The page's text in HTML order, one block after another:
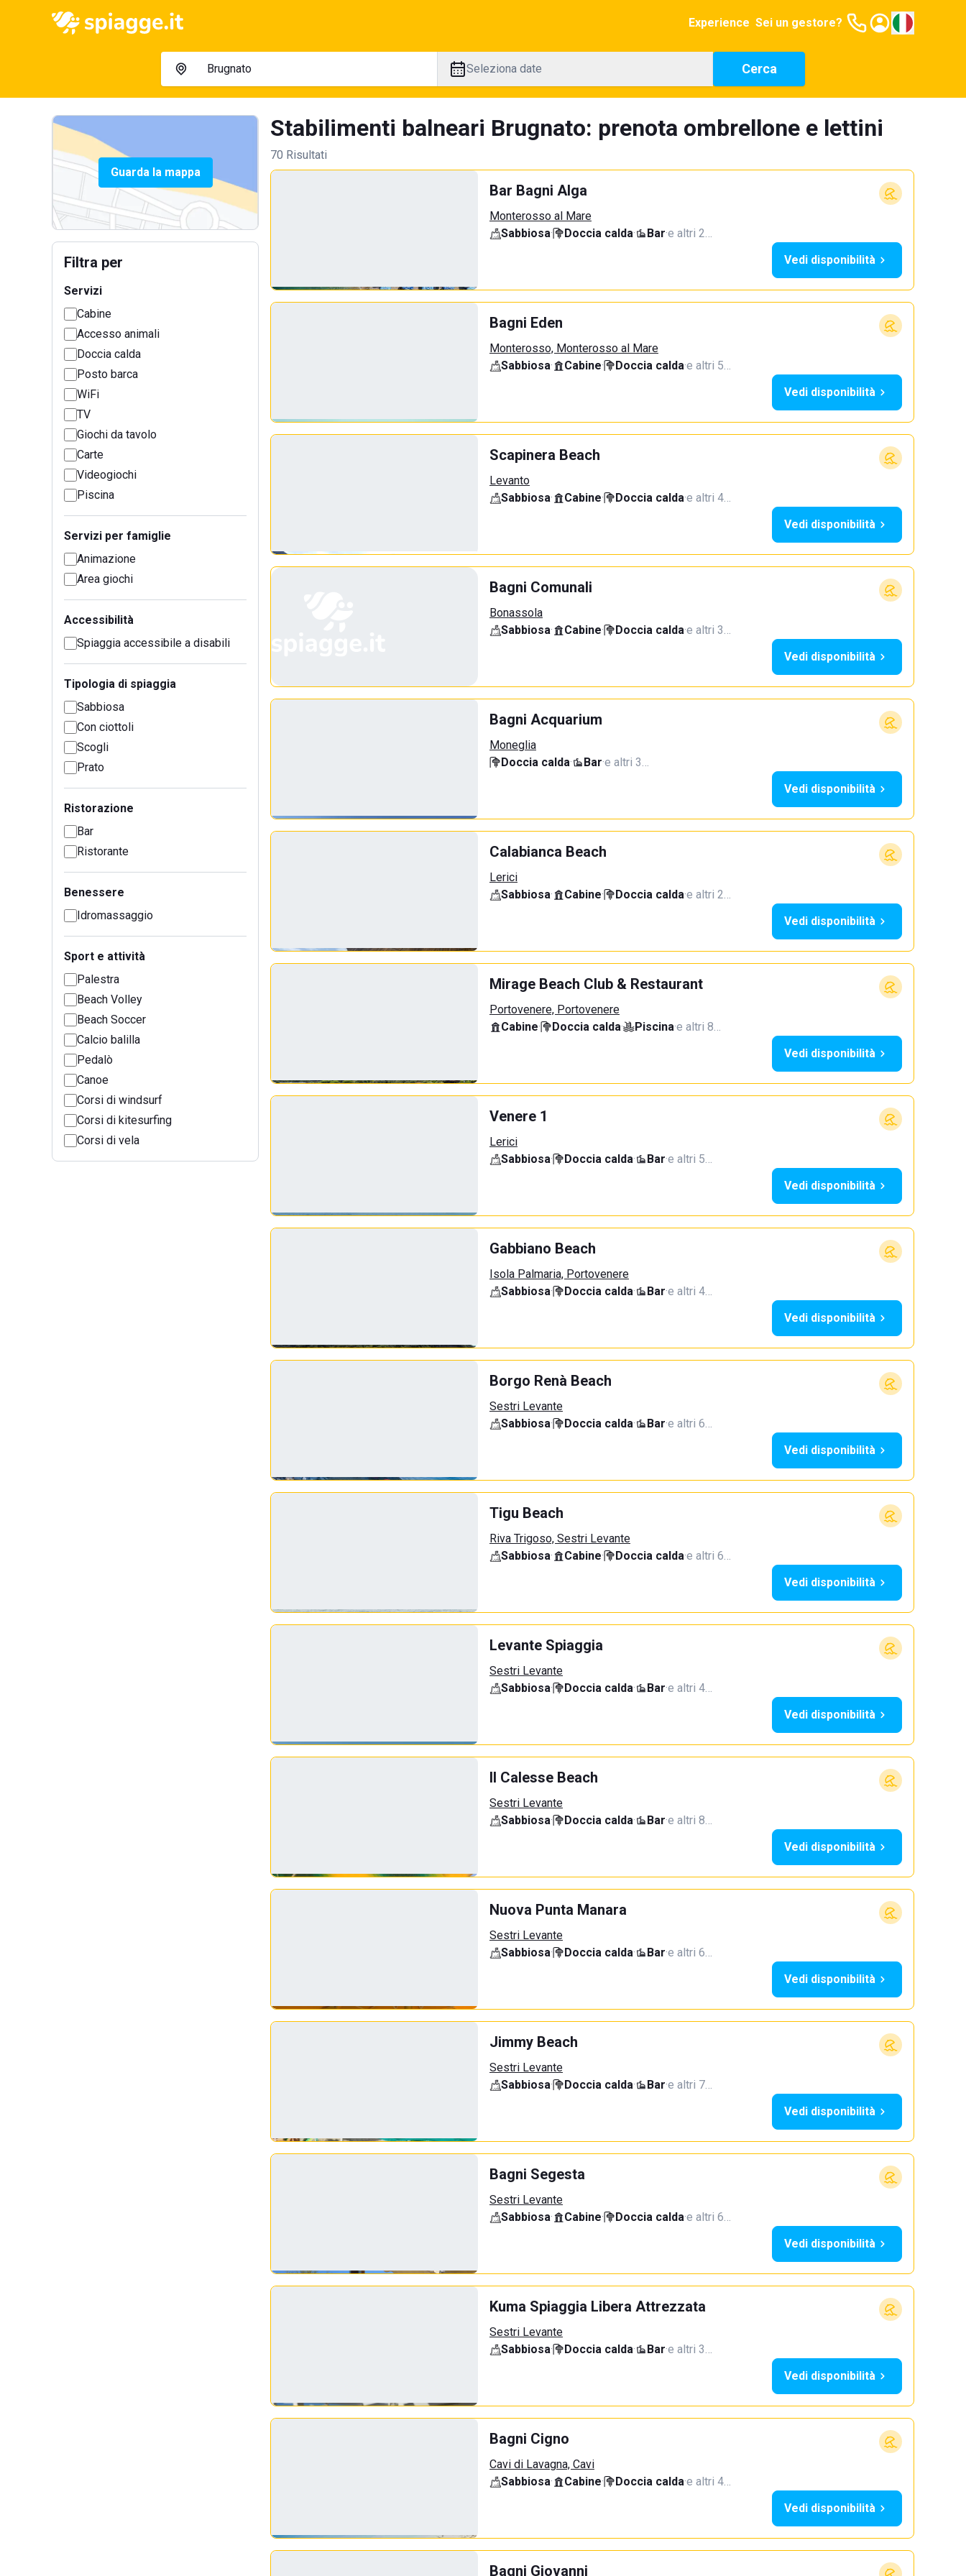
Experience Sei un gestore?
Seleziona date Cerca
Guarda la mappa
Filtra per
Servizi
Cabine
Accesso animali
Doccia calda
Posto barca
WiFi
TV
Giochi da tavolo
Carte
Videogiochi
Piscina
Servizi per famiglie
Animazione
Area giochi
Accessibilità
Spiaggia accessibile a disabili
Tipologia di spiaggia
Sabbiosa
Con ciottoli
Scogli
Prato
Ristorazione
Bar
Ristorante
Benessere
Idromassaggio
Sport e attività
Palestra
Beach Volley
Beach Soccer
Calcio balilla
Pedalò
Canoe
Corsi di windsurf
Corsi di kitesurfing
Corsi di vela
Stabilimenti balneari Brugnato: prenota ombrellone e lettini
70 Risultati
Bar Bagni Alga
Monterosso al Mare
Sabbiosa· Doccia calda· Bar·e altri 2…
Vedi disponibilità
Bagni Eden
Monterosso, Monterosso al Mare
Sabbiosa· Cabine· Doccia calda·e altri 5…
Vedi disponibilità
Scapinera Beach
Levanto
Sabbiosa· Cabine· Doccia calda·e altri 4…
Vedi disponibilità
Bagni Comunali
Bonassola
Sabbiosa· Cabine· Doccia calda·e altri 3…
Vedi disponibilità
Bagni Acquarium
Moneglia
Doccia calda· Bar·e altri 3…
Vedi disponibilità
Calabianca Beach
Lerici
Sabbiosa· Cabine· Doccia calda·e altri 2…
Vedi disponibilità
Mirage Beach Club & Restaurant
Portovenere, Portovenere
Cabine· Doccia calda· Piscina·e altri 8…
Vedi disponibilità
Venere 1
Lerici
Sabbiosa· Doccia calda· Bar·e altri 5…
Vedi disponibilità
Gabbiano Beach
Isola Palmaria, Portovenere
Sabbiosa· Doccia calda· Bar·e altri 4…
Vedi disponibilità
Borgo Renà Beach
Sestri Levante
Sabbiosa· Doccia calda· Bar·e altri 6…
Vedi disponibilità
Tigu Beach
Riva Trigoso, Sestri Levante
Sabbiosa· Cabine· Doccia calda·e altri 6…
Vedi disponibilità
Levante Spiaggia
Sestri Levante
Sabbiosa· Doccia calda· Bar·e altri 4…
Vedi disponibilità
Il Calesse Beach
Sestri Levante
Sabbiosa· Doccia calda· Bar·e altri 8…
Vedi disponibilità
Nuova Punta Manara
Sestri Levante
Sabbiosa· Doccia calda· Bar·e altri 6…
Vedi disponibilità
Jimmy Beach
Sestri Levante
Sabbiosa· Doccia calda· Bar·e altri 7…
Vedi disponibilità
Bagni Segesta
Sestri Levante
Sabbiosa· Cabine· Doccia calda·e altri 6…
Vedi disponibilità
Kuma Spiaggia Libera Attrezzata
Sestri Levante
Sabbiosa· Doccia calda· Bar·e altri 3…
Vedi disponibilità
Bagni Cigno
Cavi di Lavagna, Cavi
Sabbiosa· Cabine· Doccia calda·e altri 4…
Vedi disponibilità
Bagni Giovanni